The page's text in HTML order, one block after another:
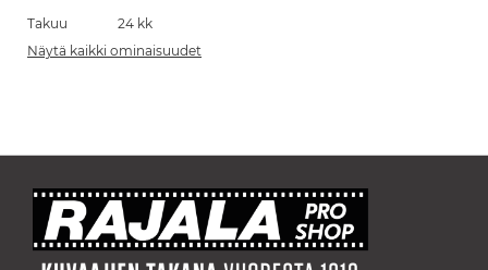
Takuu
24 kk
Näytä kaikki ominaisuudet